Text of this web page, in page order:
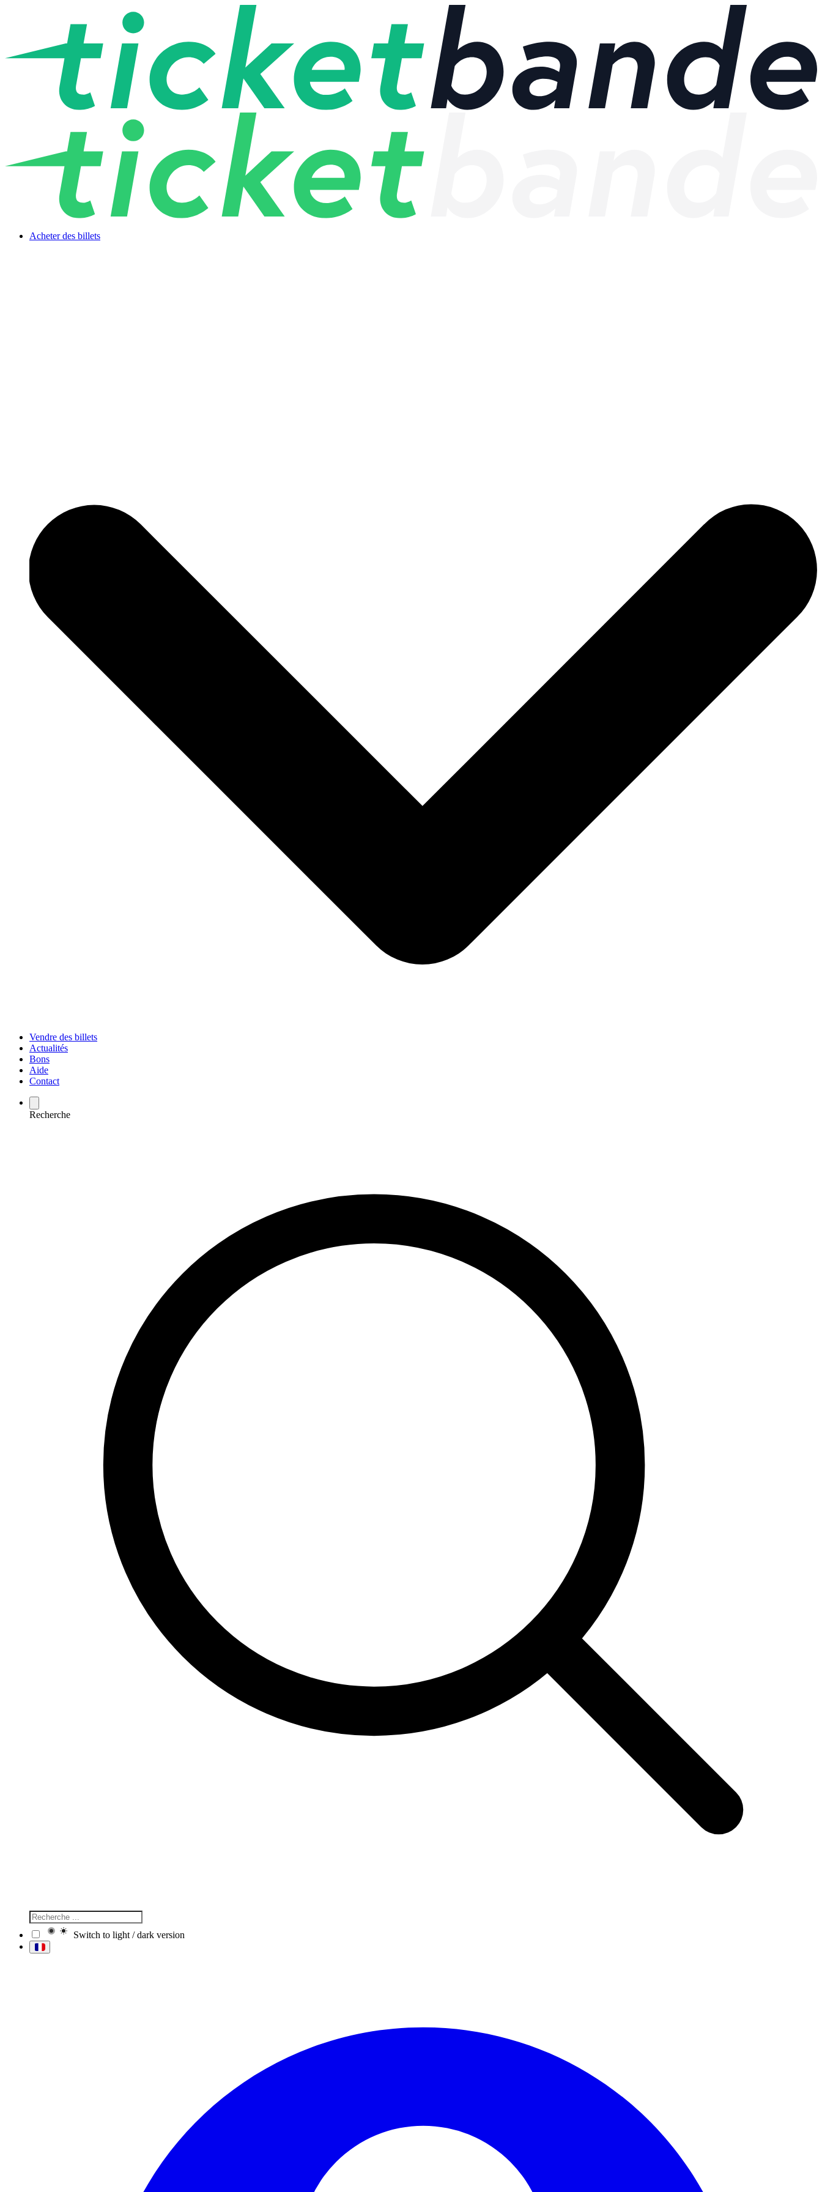
Acheter des billets
Vendre des billets
Actualités
Bons
Aide
Contact
Recherche
Switch to light / dark version